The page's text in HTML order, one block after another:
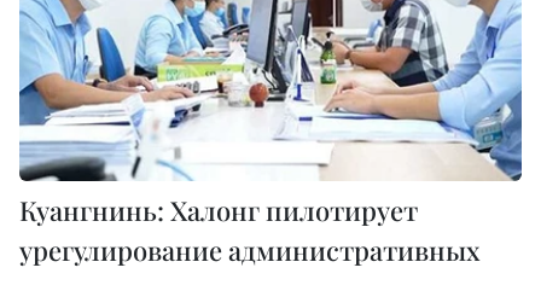
Куангнинь: Халонг пилотирует
урегулирование административных